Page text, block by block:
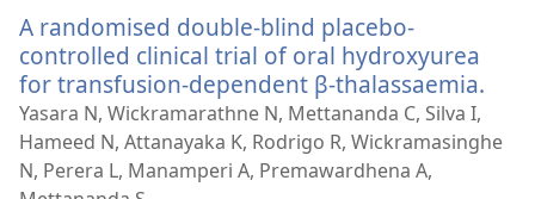
mới)
A randomised double-blind placebo-
controlled clinical trial of oral hydroxyurea
for transfusion-dependent β-thalassaemia.
sổ
Yasara N, Wickramarathne N, Mettananda C, Silva I,
Hameed N, Attanayaka K, Rodrigo R, Wickramasinghe
N, Perera L, Manamperi A, Premawardhena A,